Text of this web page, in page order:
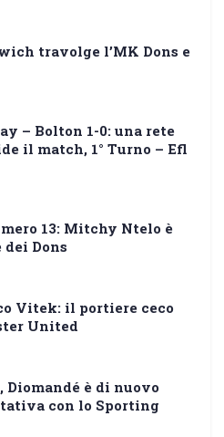
travolge l’MK Dons e
– Bolton 1-0: una rete
il match, 1° Turno – Efl
13: Mitchy Ntelo è
Dons
Vitek: il portiere ceco
United
è di nuovo
con lo Sporting